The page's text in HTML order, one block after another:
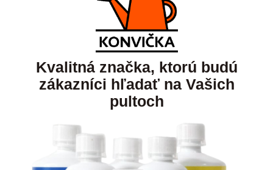
Kvalitná značka, ktorú budú
zákazníci hľadať na Vašich
pultoch